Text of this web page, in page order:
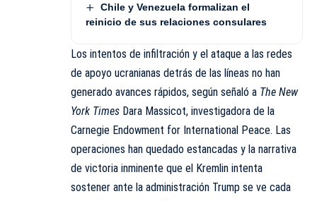
Chile y Venezuela formalizan el
reinicio de sus relaciones consulares
Los intentos de infiltración y el ataque a las redes
de apoyo ucranianas detrás de las líneas no han
generado avances rápidos, según señaló a The New
York Times Dara Massicot, investigadora de la
Carnegie Endowment for International Peace. Las
operaciones han quedado estancadas y la narrativa
de victoria inminente que el Kremlin intenta
sostener ante la administración Trump se ve cada